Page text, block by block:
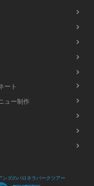
ート
ュー制作
ンズのパロネラパークツアー